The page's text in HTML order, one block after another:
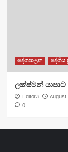
දේශපාලන දේශීය
ලක්ෂ්මන්
Editor3
August
0